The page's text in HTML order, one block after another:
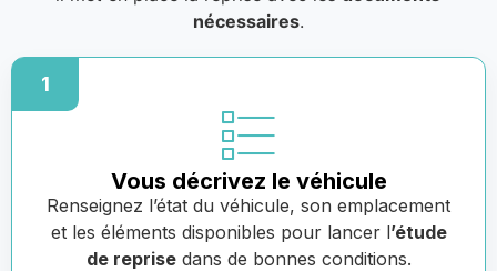
nécessaires.
1
Vous décrivez le véhicule
Renseignez l’état du véhicule, son emplacement
et les éléments disponibles pour lancer l’étude
de reprisedans de bonnes conditions.